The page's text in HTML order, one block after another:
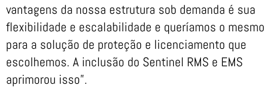
vantagens da nossa estrutura sob demanda é sua
flexibilidade e escalabilidade e queríamos o mesmo
para a solução de proteção e licenciamento que
escolhemos. A inclusão do Sentinel RMS e EMS
aprimorou isso”.